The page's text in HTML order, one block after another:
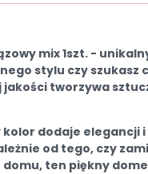
mix 1szt.-
stylu czy szukasz
tworzywa
dodaje
od tego, czy
ten piękny